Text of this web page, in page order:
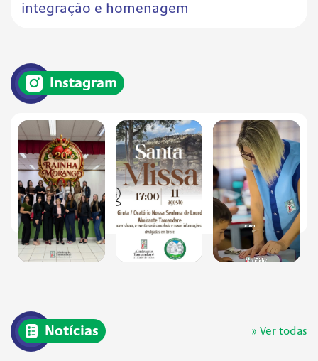
integração e homenagem
Instagram
Notícias » Ver todas